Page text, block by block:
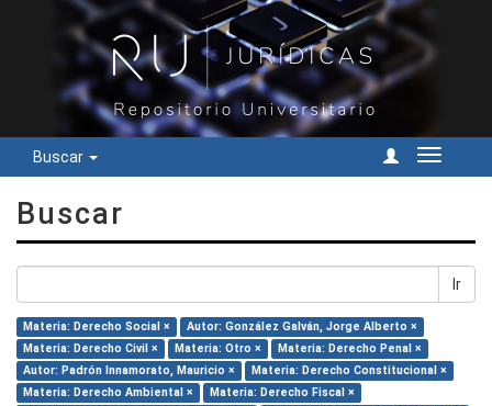
Buscar
Cambiar
Buscar
Ir
Materia: Derecho Social ×
Autor: González Galván, Jorge Alberto ×
Materia: Derecho Civil ×
Materia: Otro ×
Materia: Derecho Penal ×
Autor: Padrón Innamorato, Mauricio ×
Materia: Derecho Constitucional ×
Materia: Derecho Ambiental ×
Materia: Derecho Fiscal ×